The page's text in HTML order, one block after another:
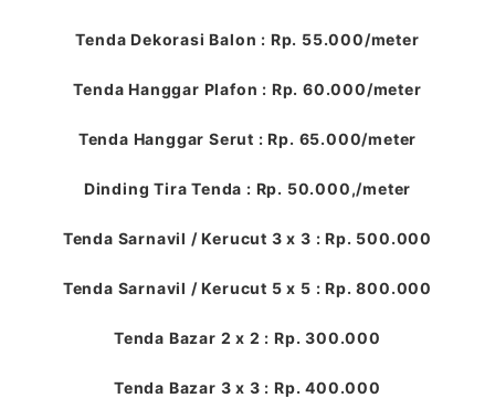
Tenda Dekorasi Balon : Rp. 55.000/meter
Tenda Hanggar Plafon : Rp. 60.000/meter
Tenda Hanggar Serut : Rp. 65.000/meter
Dinding Tira Tenda : Rp. 50.000,/meter
Tenda Sarnavil / Kerucut 3 x 3 : Rp. 500.000
Tenda Sarnavil / Kerucut 5 x 5 : Rp. 800.000
Tenda Bazar 2 x 2 : Rp. 300.000
Tenda Bazar 3 x 3 : Rp. 400.000